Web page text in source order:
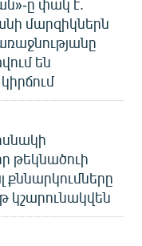
ը փակ է.
մարզիկներն
են
թեկնածուի
քննարկումները
կշարունակվեն